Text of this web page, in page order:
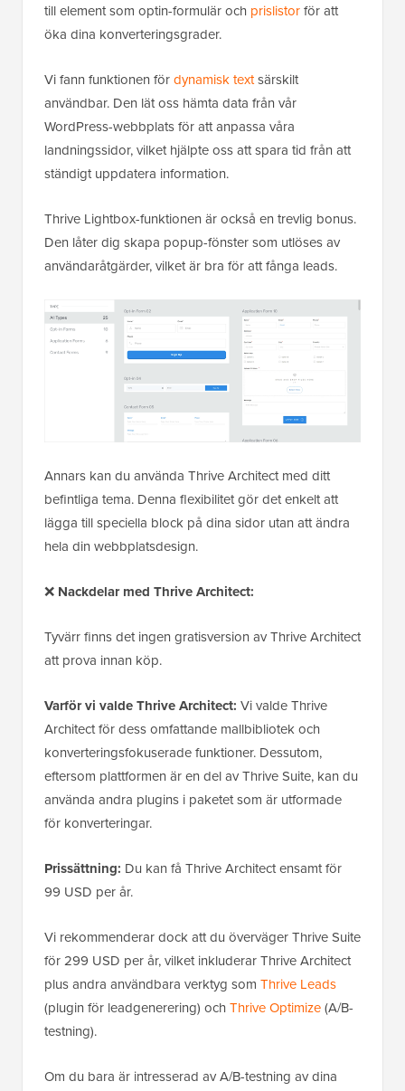
till element som optin-formulär och prislistorför att
öka dina konverteringsgrader.
Vi fann funktionen fördynamisk textsärskilt
användbar. Den lät oss hämta data från vår
WordPress-webbplats för att anpassa våra
landningssidor, vilket hjälpte oss att spara tid från att
ständigt uppdatera information.
Thrive Lightbox-funktionen är också en trevlig bonus.
Den låter dig skapa popup-fönster som utlöses av
användaråtgärder, vilket är bra för att fånga leads.
Annars kan du använda Thrive Architect med ditt
befintliga tema. Denna flexibilitet gör det enkelt att
lägga till speciella block på dina sidor utan att ändra
hela din webbplatsdesign.
❌ Nackdelar med Thrive Architect:
Tyvärr finns det ingen gratisversion av Thrive Architect
att prova innan köp.
Varför vi valde Thrive Architect: Vi valde Thrive
Architect för dess omfattande mallbibliotek och
konverteringsfokuserade funktioner. Dessutom,
eftersom plattformen är en del av Thrive Suite, kan du
använda andra plugins i paketet som är utformade
för konverteringar.
Prissättning: Du kan få Thrive Architect ensamt för
99 USD per år.
Vi rekommenderar dock att du överväger Thrive Suite
för 299 USD per år, vilket inkluderar Thrive Architect
plus andra användbara verktyg som Thrive Leads
(plugin för leadgenerering) ochThrive Optimize(A/B-
testning).
Om du bara är intresserad av A/B-testning av dina